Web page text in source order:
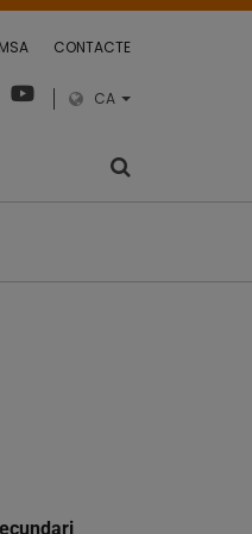
CONTACTE
CA